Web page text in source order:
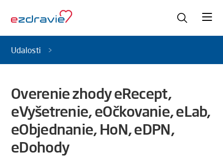
Udalosti
Overenie zhody eRecept,
eVyšetrenie, eOčkovanie, eLab,
eObjednanie, HoN, eDPN,
eDohody